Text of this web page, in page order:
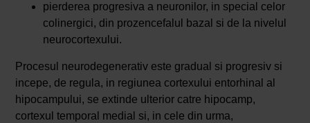
pierderea progresiva a neuronilor, in special celor
colinergici, din prozencefalul bazal si de la nivelul
neurocortexului.
Procesul neurodegenerativ este gradual si progresiv si
incepe, de regula, in regiunea cortexului entorhinal al
hipocampului, se extinde ulterior catre hipocamp,
cortexul temporal medial si, in cele din urma,